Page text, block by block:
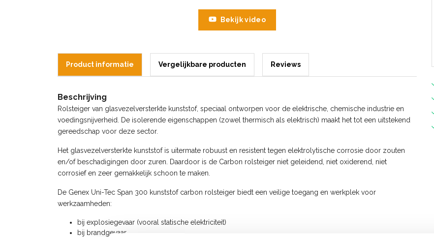
Bekijk video
Product informatie Vergelijkbare producten Reviews
Beschrijving
Rolsteiger van glasvezelversterkte kunststof, speciaal ontworpen voor de elektrische, chemische industrie en
voedingsnijverheid. De isolerende eigenschappen (zowel thermisch als elektrisch) maakt het tot een uitstekend
gereedschap voor deze sector.
Het glasvezelversterkte kunststof is uitermate robuust en resistent tegen elektrolytische corrosie door zouten
en/of beschadigingen door zuren. Daardoor is de Carbon rolsteiger niet geleidend, niet oxiderend, niet
corrosief en zeer gemakkelijk schoon te maken.
De Genex Uni-Tec Span 300 kunststof carbon rolsteiger biedt een veilige toegang en werkplek voor
werkzaamheden:
bij explosiegevaar (vooral statische elektriciteit)
bij brandgevaar